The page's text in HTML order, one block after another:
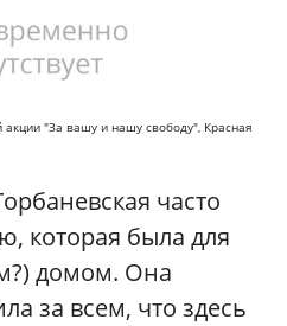
акции "За вашу и нашу свободу", Красная
часто
которая была для
домом. Она
за всем, что здесь